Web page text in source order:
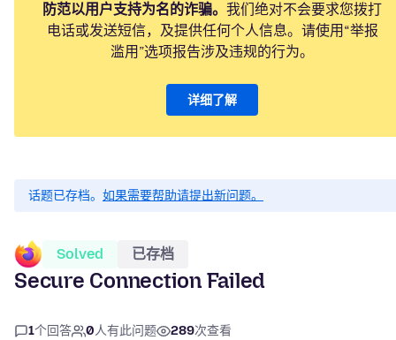
防范以用户支持为名的诈骗。 我们绝对不会要求您拨打
电话或发送短信，及提供任何个人信息。请使用“举报
滥用”选项报告涉及违规的行为。
详细了解
话题已存档。 如果需要帮助请提出新问题。
Solved 已存档
Secure Connection Failed
1个回答 0人有此问题 289次查看